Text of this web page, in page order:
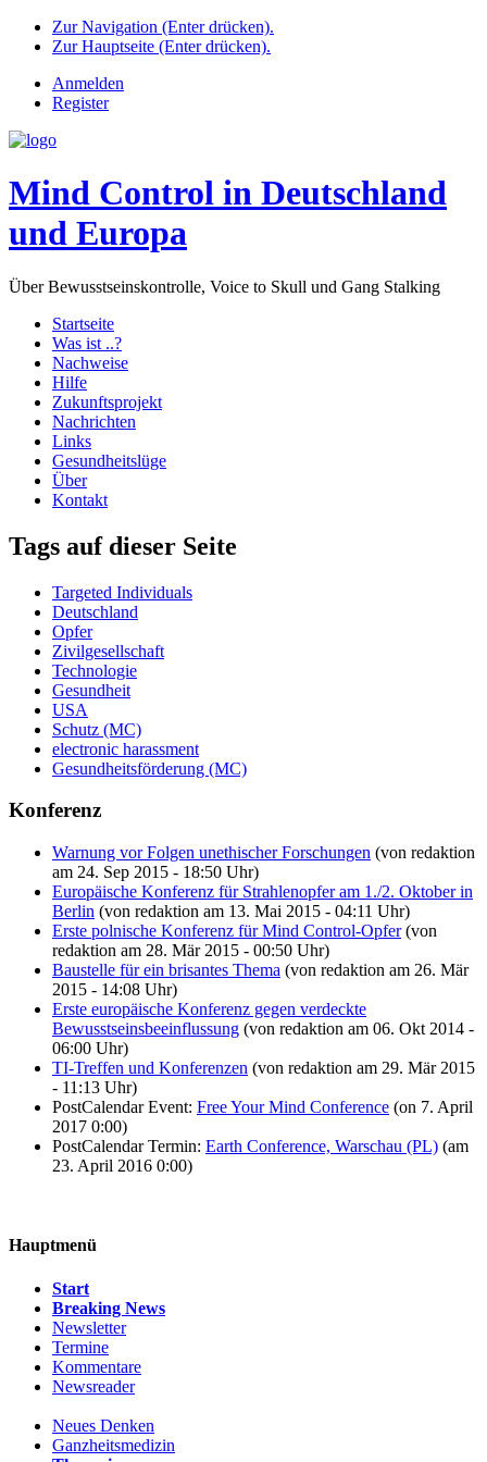
Zur Navigation (Enter drücken).
Zur Hauptseite (Enter drücken).
Anmelden
Register
Mind Control in Deutschland
und Europa
Über Bewusstseinskontrolle, Voice to Skull und Gang Stalking
Startseite
Was ist ..?
Nachweise
Hilfe
Zukunftsprojekt
Nachrichten
Links
Gesundheitslüge
Über
Kontakt
Tags auf dieser Seite
Targeted Individuals
Deutschland
Opfer
Zivilgesellschaft
Technologie
Gesundheit
USA
Schutz (MC)
electronic harassment
Gesundheitsförderung (MC)
Konferenz
Warnung vor Folgen unethischer Forschungen (von redaktion
am 24. Sep 2015 - 18:50 Uhr)
Europäische Konferenz für Strahlenopfer am 1./2. Oktober in
Berlin (von redaktion am 13. Mai 2015 - 04:11 Uhr)
Erste polnische Konferenz für Mind Control-Opfer(von
redaktion am 28. Mär 2015 - 00:50 Uhr)
Baustelle für ein brisantes Thema (von redaktion am 26. Mär
2015 - 14:08 Uhr)
Erste europäische Konferenz gegen verdeckte
Bewusstseinsbeeinflussung (von redaktion am 06. Okt 2014 -
06:00 Uhr)
TI-Treffen und Konferenzen (von redaktion am 29. Mär 2015
- 11:13 Uhr)
PostCalendar Event: Free Your Mind Conference (on 7. April
2017 0:00)
PostCalendar Termin: Earth Conference, Warschau (PL) (am
23. April 2016 0:00)
Hauptmenü
Start
Breaking News
Newsletter
Termine
Kommentare
Newsreader
Neues Denken
Ganzheitsmedizin